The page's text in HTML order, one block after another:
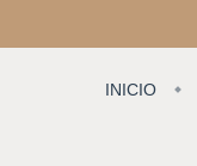
INICIO